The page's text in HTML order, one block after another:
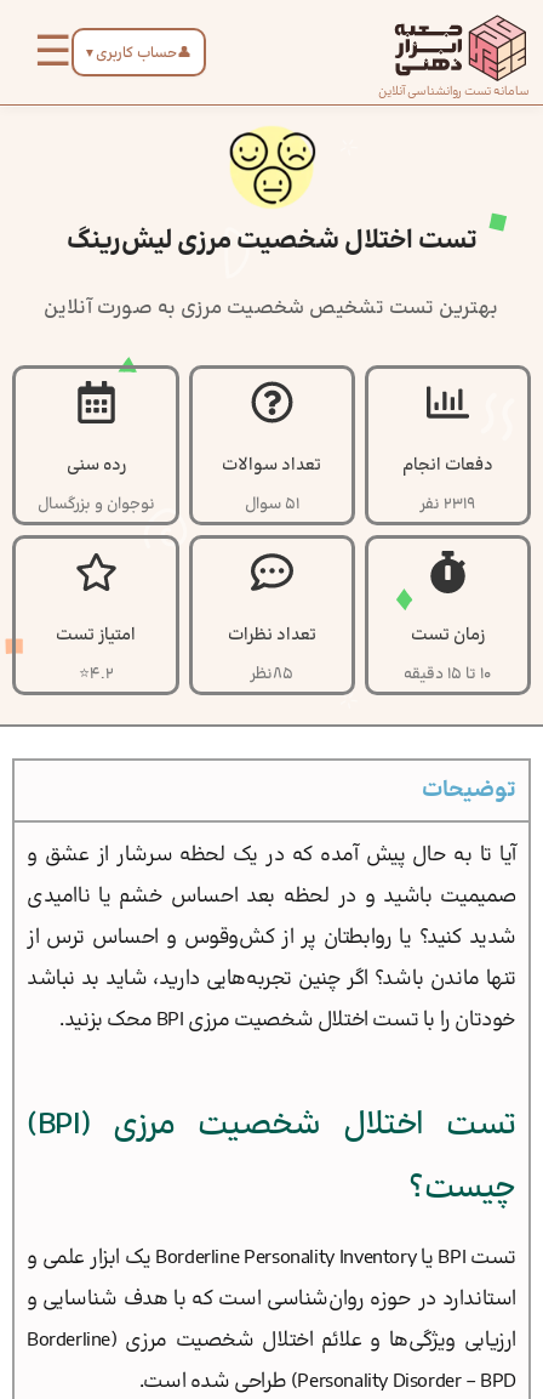
محتوا
سامانه تست روانشناسی آنلاین
👤حساب کاربری ▼
☰
صفحه
ما
تماس
تست‌ها
تست اختلال شخصیت مرزی لیش‌رینگ
بهترین تست تشخیص شخصیت مرزی به صورت آنلاین
دفعات انجام
2319 نفر
تعداد سوالات
51 سوال
رده سنی
نوجوان و بزرگسال
زمان تست
10 تا 15 دقیقه
تعداد نظرات
85نظر
امتیاز تست
4.2⭐
توضیحات
آیا تا به حال پیش آمده که در یک لحظه سرشار از عشق و
صمیمیت باشید و در لحظه بعد احساس خشم یا ناامیدی
شدید کنید؟ یا روابطتان پر از کش‌و‌قوس و احساس ترس از
تنها ماندن باشد؟ اگر چنین تجربه‌هایی دارید، شاید بد نباشد
خودتان را با تست اختلال شخصیت مرزی BPI محک بزنید.
تست اختلال شخصیت مرزی (BPI)
چیست؟
تست BPI یا Borderline Personality Inventory یک ابزار علمی و
استاندارد در حوزه روان‌شناسی است که با هدف شناسایی و
ارزیابی ویژگی‌ها و علائم اختلال شخصیت مرزی (Borderline
Personality Disorder – BPD) طراحی شده است.